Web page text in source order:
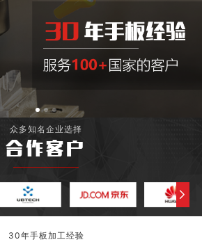
众多知名企业选择
合作客户
30年手板加工经验